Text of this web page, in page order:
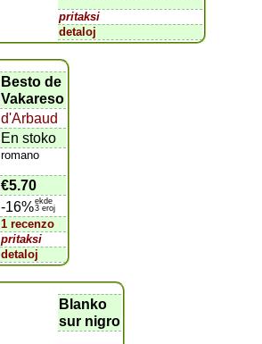
pritaksi
detaloj
Besto de
Vakareso
d'Arbaud
En stoko
romano
€5.70
-16%ekde
3 eroj
1 recenzo
pritaksi
detaloj
Blanko
sur nigro